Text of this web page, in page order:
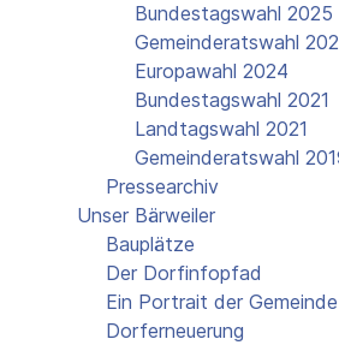
Bundestagswahl 2025
Gemeinderatswahl
Europawahl 2024
Bundestagswahl 2021
Landtagswahl 2021
Gemeinderatswahl
Pressearchiv
Unser Bärweiler
Bauplätze
Der Dorfinfopfad
Ein Portrait der Gemeinde
Dorferneuerung